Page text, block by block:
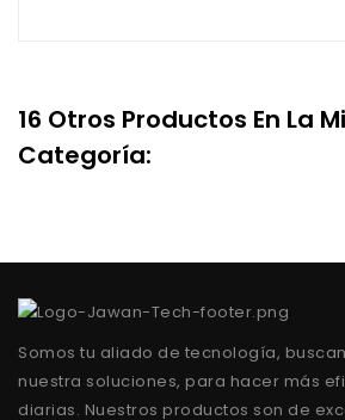
16 Otros Productos En La
Categoría:
Somos tu aliado de tecnología,
nuestra soluciones, para hacer más
diarias. Nuestros productos son de